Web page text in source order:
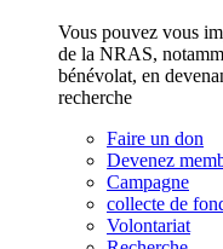
Vous pouvez vous
de la NRAS,
bénévolat, en
recherche
Faire un don
Devenez
Campagne
collecte de
Volontariat